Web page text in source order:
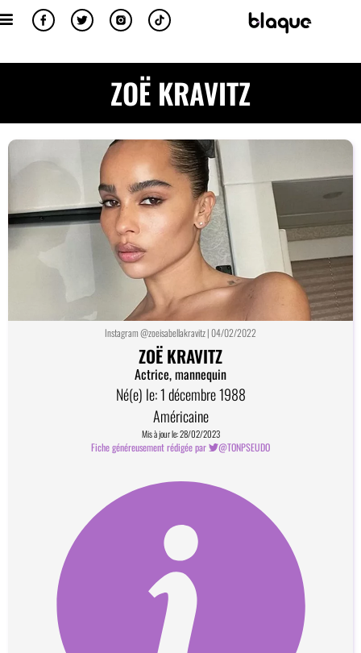
ZOË KRAVITZ
Instagram @zoeisabellakravitz | 04/02/2022
ZOË KRAVITZ
Actrice, mannequin
Né(e) le: 1 décembre 1988
Américaine
Mis à jour le: 28/02/2023
Fiche généreusement rédigée par @TONPSEUDO
Comment devenir contributeur?